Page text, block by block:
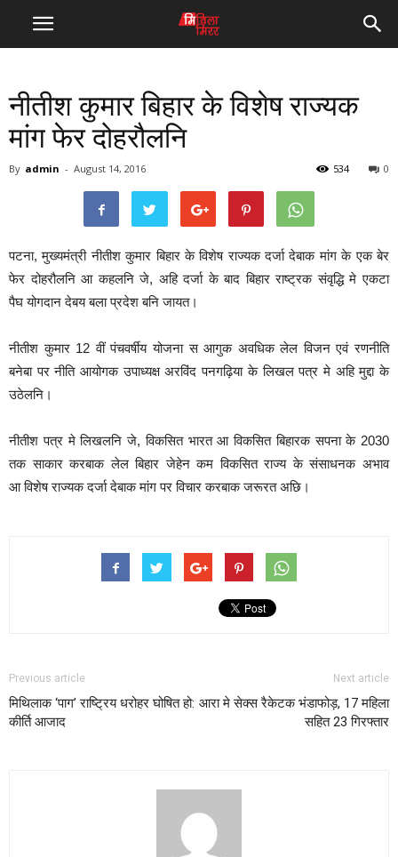
नीतीश कुमार बिहार के विशेष राज्यक
मांग फेर दोहरौलनि
By admin - August 14, 2016 0
534
पटना, मुख्यमंत्री नीतीश कुमार बिहार के विशेष राज्यक दर्जा देबाक मांग के एक बेर
फेर दोहरौलनि आ कहलनि जे, अहि दर्जा के बाद बिहार राष्ट्रक संवृद्धि मे एकटा
पैघ योगदान देबय बला प्रदेश बनि जायत।
नीतीश कुमार 12 वीं पंचवर्षीय योजना स आगुक अवधिक लेल विजन एवं रणनीति
बनेबा पर नीति आयोगक उपाध्यक्ष अरविंद पनगढ़िया के लिखल पत्र मे अहि मुद्दा के
उठेलनि।
नीतीश पत्र मे लिखलनि जे, विकसित भारत आ विकसित बिहारक सपना के 2030
तक साकार करबाक लेल बिहार जेहेन कम विकसित राज्य के संसाधनक अभाव
आ विशेष राज्यक दर्जा देबाक मांग पर विचार करबाक जरूरत अछि।
Previous article
मिथिलाक ‘पाग’ राष्ट्रिय धरोहर घोषित हो:
कीर्ति आजाद
Next article
आरा मे सेक्स रैकेटक भंडाफोड़, 17 महिला
सहित 23 गिरफ्तार